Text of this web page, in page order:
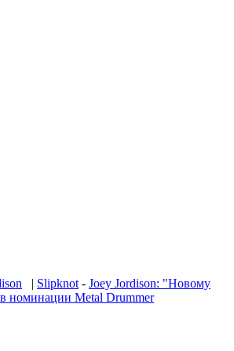
| Slipknot - Joey Jordison: "Новому
номинации Metal Drummer